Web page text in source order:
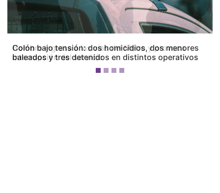
Colón bajo tensión: dos homicidios, dos menores
baleados y tres detenidos en distintos operativos